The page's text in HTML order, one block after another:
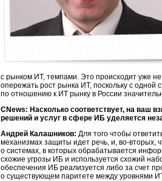
с рынком ИТ, темпами. Это происходит уже
опережать рост рынка ИТ, поскольку с
по отношению к ИТ рынку в России
CNews: Насколько соответствует, на ваш
решений и услуг в сфере ИБ уделяется
Андрей Калашников: Для того чтобы
механизмах защиты идет речь, и, во-вторых,
о системах, в которых обрабатывается
схожие угрозы ИБ и используется схожий
обеспечения ИБ реализуется либо за счет
о существующем паритете между уровнями